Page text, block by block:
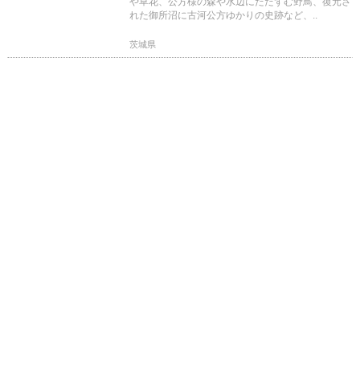
れた御所沼に古河公方ゆかりの史跡など、..
茨城県